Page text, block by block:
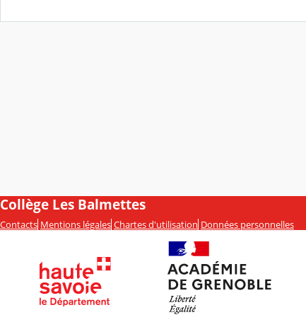
Collège Les Balmettes
Contacts Mentions légales Chartes d'utilisation Données personnelles